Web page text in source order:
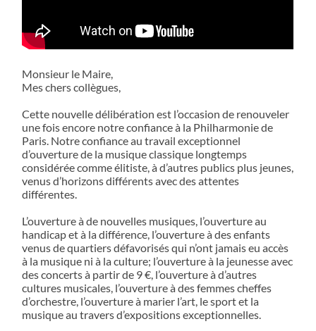
Monsieur le Maire,
Mes chers collègues,
Cette nouvelle délibération est l’occasion de renouveler
une fois encore notre confiance à la Philharmonie de
Paris. Notre confiance au travail exceptionnel
d’ouverture de la musique classique longtemps
considérée comme élitiste, à d’autres publics plus jeunes,
venus d’horizons différents avec des attentes
différentes.
L’ouverture à de nouvelles musiques, l’ouverture au
handicap et à la différence, l’ouverture à des enfants
venus de quartiers défavorisés qui n’ont jamais eu accès
à la musique ni à la culture; l’ouverture à la jeunesse avec
des concerts à partir de 9 €, l’ouverture à d’autres
cultures musicales, l’ouverture à des femmes cheffes
d’orchestre, l’ouverture à marier l’art, le sport et la
musique au travers d’expositions exceptionnelles.